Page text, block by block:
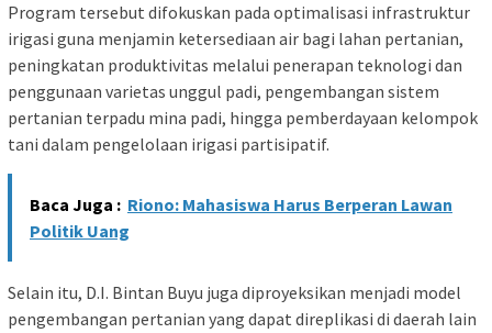
Program tersebut difokuskan pada optimalisasi infrastruktur
irigasi guna menjamin ketersediaan air bagi lahan pertanian,
peningkatan produktivitas melalui penerapan teknologi dan
penggunaan varietas unggul padi, pengembangan sistem
pertanian terpadu mina padi, hingga pemberdayaan kelompok
tani dalam pengelolaan irigasi partisipatif.
Baca Juga : Riono: Mahasiswa Harus Berperan Lawan
Politik Uang
Selain itu, D.I. Bintan Buyu juga diproyeksikan menjadi model
pengembangan pertanian yang dapat direplikasi di daerah lain